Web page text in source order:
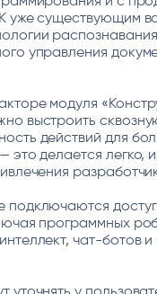
уже существующим
распознавания
управления
модуля
выстроить
действий для
это делается легко,
подключаются
программных
чат-ботов